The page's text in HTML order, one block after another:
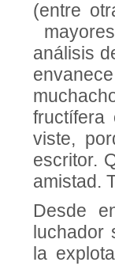
(entre
análisis
fructífera
viste,
escritor.
amistad.
Desde
luchador
la